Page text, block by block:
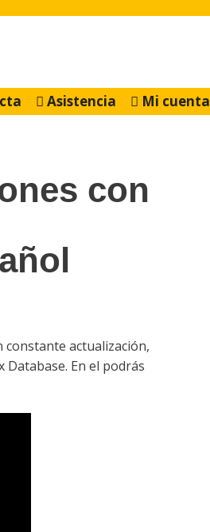
Asistencia Mi cuenta
con
constante actualización,
En el podrás